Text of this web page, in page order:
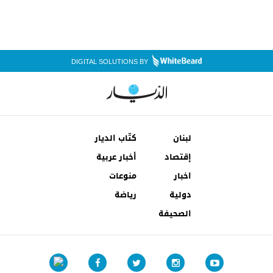
DIGITAL SOLUTIONS BY
لبنان
كتّاب الديار
إقتصاد
أخبار عربية
اخبار
دولية
منوعات
رياضة
الصحيفة